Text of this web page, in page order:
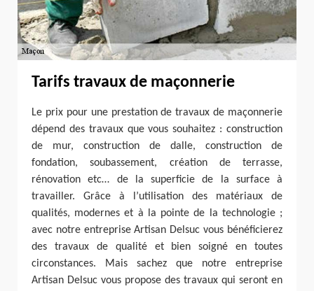
Tarifs travaux de maçonnerie
Le prix pour une prestation de travaux de maçonnerie
dépend des travaux que vous souhaitez : construction
de mur, construction de dalle, construction de
fondation, soubassement, création de terrasse,
rénovation etc… de la superficie de la surface à
travailler. Grâce à l’utilisation des matériaux de
qualités, modernes et à la pointe de la technologie ;
avec notre entreprise Artisan Delsuc vous bénéficierez
des travaux de qualité et bien soigné en toutes
circonstances. Mais sachez que notre entreprise
Artisan Delsuc vous propose des travaux qui seront en